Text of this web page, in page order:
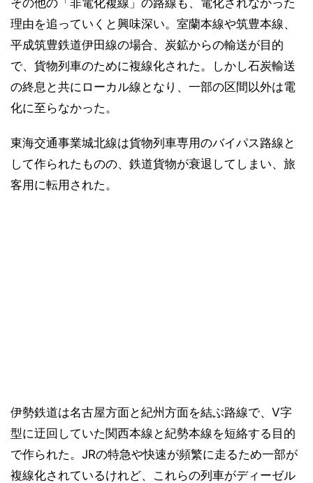
その他の「非電化複線」の路線も、電化されなかった
理由を追っていくと興味深い。室蘭本線や筑豊本線、
平成筑豊鉄道伊田線の場合、炭鉱からの輸送が目的
で、貨物列車のために複線化された。しかし石炭輸送
の終息と共にローカル線となり、一部の区間以外は電
化に至らなかった。
東海交通事業城北線は貨物列車専用のバイパス路線と
して作られたものの、鉄道貨物が衰退してしまい、旅
客用に転用された。
伊勢鉄道は名古屋方面と紀州方面を結ぶ路線で、V字
型に迂回していた関西本線と紀勢本線を短絡する目的
で作られた。JRの特急や快速が頻繁に走るため一部が
複線化されているけれど、これらの列車がディーゼル